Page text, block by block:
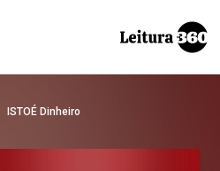
ISTOÉ Dinheiro